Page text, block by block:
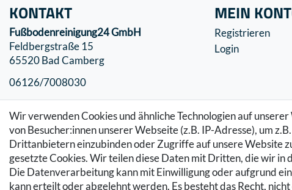
Wir verwenden Cookies und ähnliche Technologien auf
von Besucher:innen unserer Webseite (z.B. IP-Adresse), um
Drittanbietern einzubinden oder Zugriffe auf unsere Website
gesetzte Cookies. Wir teilen diese Daten mit Dritten, die wir in
Die Datenverarbeitung kann mit Einwilligung oder aufgrund
kann erteilt oder abgelehnt werden. Es besteht das Recht,
KONTAKT
Fußbodenreinigung24 GmbH
Feldbergstraße 15
65520 Bad Camberg
06126/7008030
MEIN
Registrieren
Login